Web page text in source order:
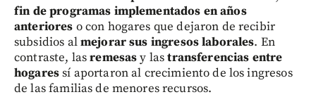
fin de programas implementados en años
anteriores o con hogares que dejaron de recibir
subsidios almejorar sus ingresos laborales. En
contraste, lasremesasy lastransferencias entre
hogaressí aportaron al crecimiento de los ingresos
de las familias de menores recursos.